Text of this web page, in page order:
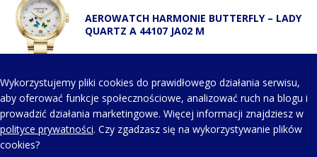
AEROWATCH HARMONIE BUTTERFLY – LADY
QUARTZ A 44107 JA02 M
KONTAKT Z NAMI
Wykorzystujemy pliki cookies do prawidłowego działania serwisu,
aby oferować funkcje społecznościowe, analizować ruch na blogu i
prowadzić działania marketingowe. Więcej informacji znajdziesz w
polityce prywatności. Czy zgadzasz się na wykorzystywanie plików
cookies?